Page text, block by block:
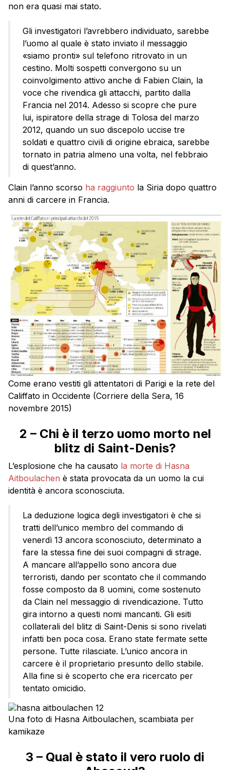
non era quasi mai stato.
Gli investigatori l’avrebbero individuato, sarebbe
l’uomo al quale è stato inviato il messaggio
«siamo pronti» sul telefono ritrovato in un
cestino. Molti sospetti convergono su un
coinvolgimento attivo anche di Fabien Clain, la
voce che rivendica gli attacchi, partito dalla
Francia nel 2014. Adesso si scopre che pure
lui, ispiratore della strage di Tolosa del marzo
2012, quando un suo discepolo uccise tre
soldati e quattro civili di origine ebraica, sarebbe
tornato in patria almeno una volta, nel febbraio
di quest’anno.
Clain l’anno scorso ha raggiunto la Siria dopo quattro
anni di carcere in Francia.
Come erano vestiti gli attentatori di Parigi e la rete del
Califfato in Occidente (Corriere della Sera, 16
novembre 2015)
2 – Chi è il terzo uomo morto nel
blitz di Saint-Denis?
L’esplosione che ha causato la morte di Hasna
Aitboulachen è stata provocata da un uomo la cui
identità è ancora sconosciuta.
La deduzione logica degli investigatori è che si
tratti dell’unico membro del commando di
venerdì 13 ancora sconosciuto, determinato a
fare la stessa fine dei suoi compagni di strage.
A mancare all’appello sono ancora due
terroristi, dando per scontato che il commando
fosse composto da 8 uomini, come sostenuto
da Clain nel messaggio di rivendicazione. Tutto
gira intorno a questi nomi mancanti. Gli esiti
collaterali del blitz di Saint-Denis si sono rivelati
infatti ben poca cosa. Erano state fermate sette
persone. Tutte rilasciate. L’unico ancora in
carcere è il proprietario presunto dello stabile.
Alla fine si è scoperto che era ricercato per
tentato omicidio.
Una foto di Hasna Aitboulachen, scambiata per
kamikaze
3 – Qual è stato il vero ruolo di